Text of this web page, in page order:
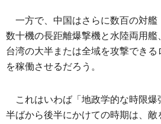
一方で、中国はさらに数百の対艦
数十機の長距離爆撃機と水陸両用艦
台湾の大半または全域を攻撃できる
を稼働させるだろう。
これはいわば「地政学的な時限
半ばから後半にかけての時期は、敵